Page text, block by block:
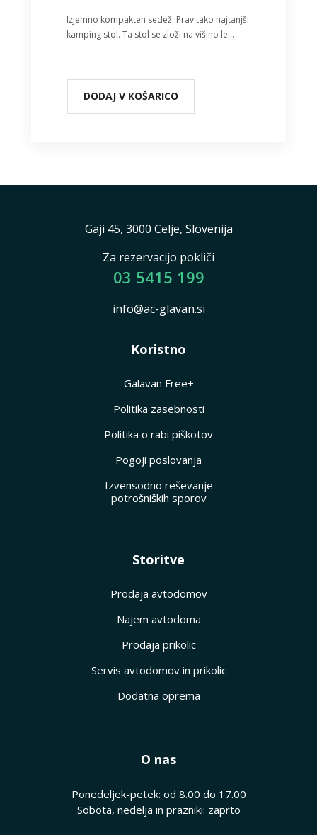
Izjemno kompakten sedež. Prav tako najtanjši
kamping stol. Ta stol se zloži na višino le…
DODAJ V KOŠARICO
Gaji 45, 3000 Celje, Slovenija
Za rezervacijo pokliči
03 5415 199
info@ac-glavan.si
Koristno
Galavan Free+
Politika zasebnosti
Politika o rabi piškotov
Pogoji poslovanja
Izvensodno reševanje
potrošniških sporov
Storitve
Prodaja avtodomov
Najem avtodoma
Prodaja prikolic
Servis avtodomov in prikolic
Dodatna oprema
O nas
Ponedeljek-petek: od 8.00 do 17.00
Sobota, nedelja in prazniki: zaprto